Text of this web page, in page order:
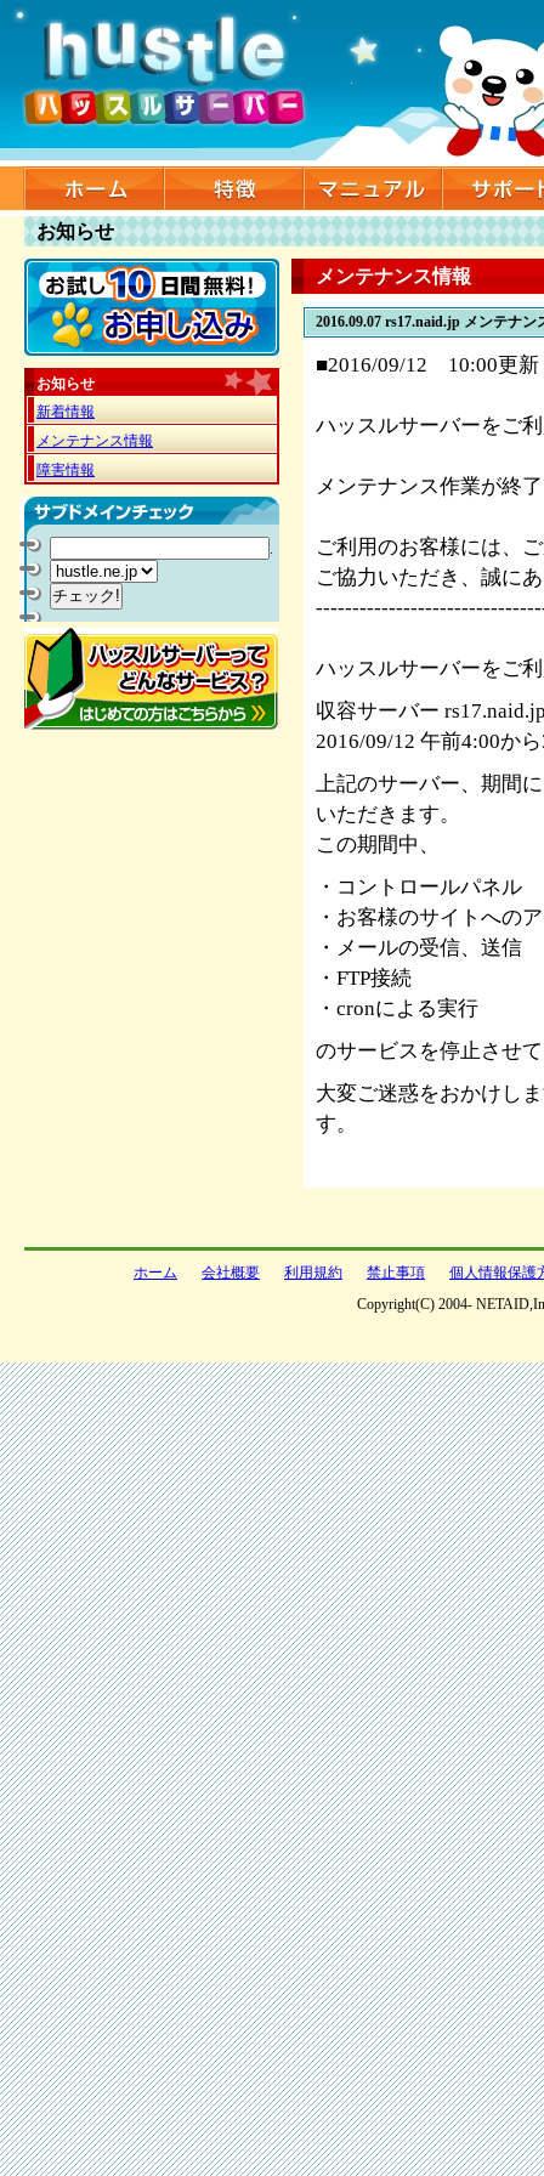
お知らせ
お知らせ
新着情報
メンテナンス情報
障害情報
.
メンテナンス情報
2016.09.07 rs17.naid.jp メンテナン
■2016/09/12 10:00更新
ハッスルサーバーをご
メンテナンス作業が終
ご利用のお客様には、
ご協力いただき、誠に
ハッスルサーバーをご
収容サーバー
2016/09/12 午前4:00か
上記のサーバー、期間
いただきます。
この期間中、
・コントロールパネル
・お客様のサイトへの
・メールの受信、送信
・FTP接続
・cronによる実行
のサービスを停止させ
大変ご迷惑をおかけし
す。
ホーム 会社概要 利用規約 禁止事項
個人情報保護
Copyright(C) 2004-